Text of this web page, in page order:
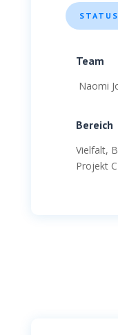
Team
Naomi
Bereich
Vielfalt,
Projekt